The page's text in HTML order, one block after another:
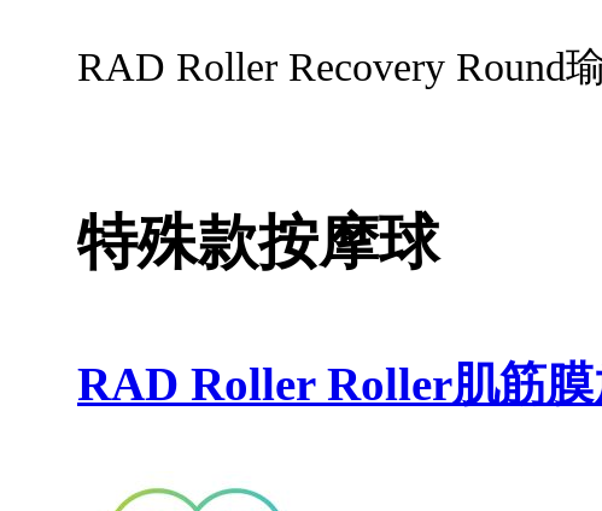
RAD Roller Recovery Round
特殊款按摩球
RAD Roller Roller肌筋